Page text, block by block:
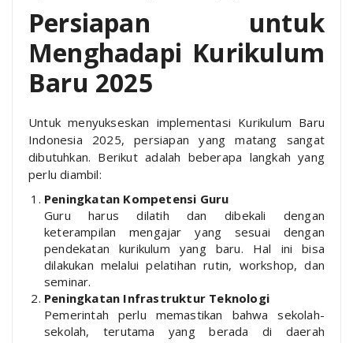
Persiapan untuk
Menghadapi Kurikulum
Baru 2025
Untuk menyukseskan implementasi Kurikulum Baru
Indonesia 2025, persiapan yang matang sangat
dibutuhkan. Berikut adalah beberapa langkah yang
perlu diambil:
Peningkatan Kompetensi Guru
Guru harus dilatih dan dibekali dengan
keterampilan mengajar yang sesuai dengan
pendekatan kurikulum yang baru. Hal ini bisa
dilakukan melalui pelatihan rutin, workshop, dan
seminar.
Peningkatan Infrastruktur Teknologi
Pemerintah perlu memastikan bahwa sekolah-
sekolah, terutama yang berada di daerah